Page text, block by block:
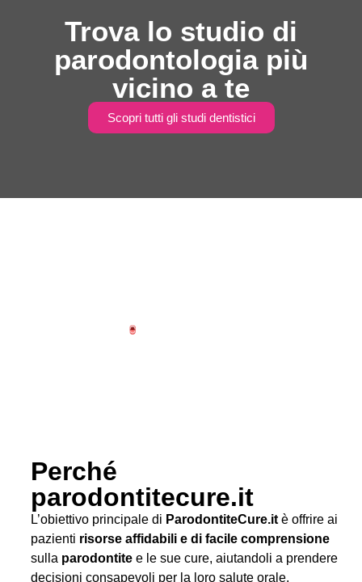
Trova lo studio di
parodontologia più
vicino a te
Scopri tutti gli studi dentistici
Perché
parodontitecure.it
L’obiettivo principale di ParodontiteCure.it è offrire ai
pazienti risorse affidabili e di facile comprensione
sulla parodontite e le sue cure, aiutandoli a prendere
decisioni consapevoli per la loro salute orale.